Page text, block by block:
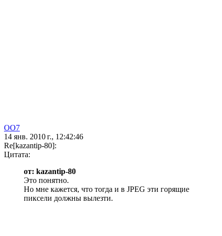
OO7
14 янв. 2010 г., 12:42:46
Re[kazantip-80]:
Цитата:
от: kazantip-80
Это понятно.
Но мне кажется, что тогда и в JPEG эти горящие
пиксели должны вылезти.